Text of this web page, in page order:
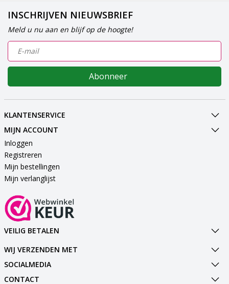
INSCHRIJVEN NIEUWSBRIEF
Meld u nu aan en blijf op de hoogte!
Abonneer
KLANTENSERVICE
MIJN ACCOUNT
Inloggen
Registreren
Mijn bestellingen
Mijn verlanglijst
VEILIG BETALEN
WIJ VERZENDEN MET
SOCIALMEDIA
CONTACT